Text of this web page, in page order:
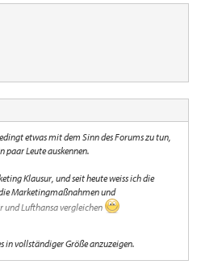
etwas mit dem Sinn des Forums zu tun,
paar Leute auskennen.
Klausur, und seit heute weiss ich die
Marketingmaßnahmen und
und Lufthansa vergleichen
mir noch nen paar Stichpunkte zu
in vollständiger Größe anzuzeigen.